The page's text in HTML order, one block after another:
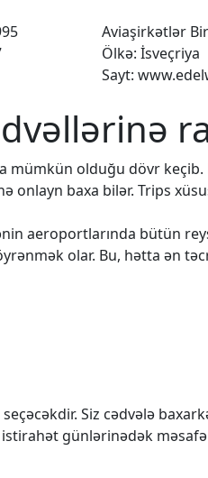
Aviaşirkətlər
Ölkə: İsveçriya
Sayt:
mümkün olduğu dövr
onlayn baxa bilər. Trips
aeroportlarında bütün
olar. Bu, hətta ən
Siz cədvələ
istirahət günlərinədək